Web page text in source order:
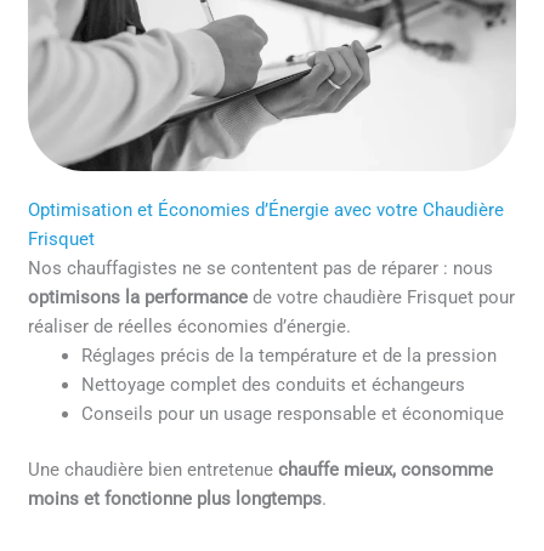
Optimisation et Économies d’Énergie avec votre Chaudière
Frisquet
Nos chauffagistes ne se contentent pas de réparer : nous
optimisons la performance de votre chaudière Frisquet pour
réaliser de réelles économies d’énergie.
Réglages précis de la température et de la pression
Nettoyage complet des conduits et échangeurs
Conseils pour un usage responsable et économique
Une chaudière bien entretenuechauffe mieux, consomme
moins et fonctionne plus longtemps.